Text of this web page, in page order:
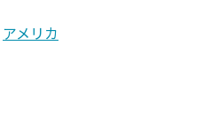
アメリカ